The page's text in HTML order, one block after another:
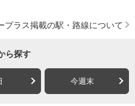
プラス掲載の駅・路線について
ら探す
今週末